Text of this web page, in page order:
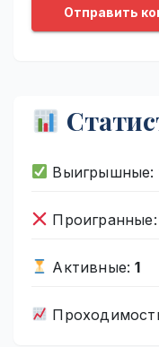
Выигрышные:
Проигранные:
Активные:1